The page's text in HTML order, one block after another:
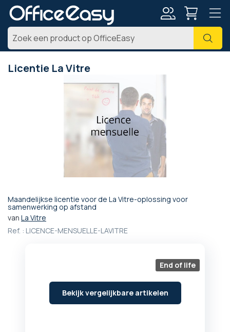
Zoek
Licentie La Vitre
Maandelijkse licentie voor de La Vitre-oplossing voor
samenwerking op afstand
van La Vitre
Ref. : LICENCE-MENSUELLE-LAVITRE
End of life
Bekijk vergelijkbare artikelen
Ga
naar
begin